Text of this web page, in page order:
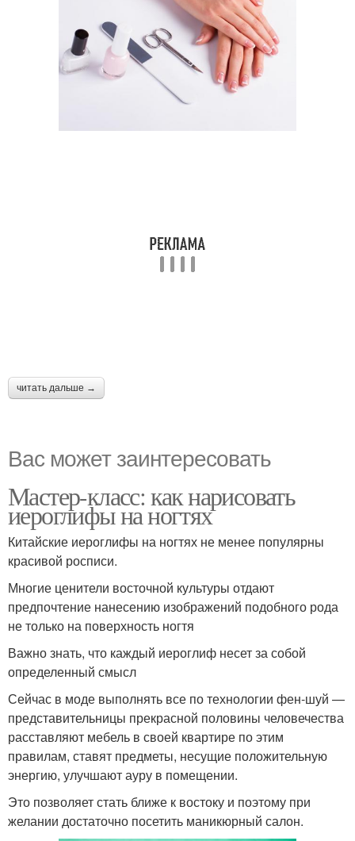
читать дальше →
Вас может заинтересовать
Мастер-класс: как нарисовать
иероглифы на ногтях
Китайские иероглифы на ногтях не менее популярны
красивой росписи.
Многие ценители восточной культуры отдают
предпочтение нанесению изображений подобного рода
не только на поверхность ногтя
Важно знать, что каждый иероглиф несет за собой
определенный смысл
Сейчас в моде выполнять все по технологии фен-шуй —
представительницы прекрасной половины человечества
расставляют мебель в своей квартире по этим
правилам, ставят предметы, несущие положительную
энергию, улучшают ауру в помещении.
Это позволяет стать ближе к востоку и поэтому при
желании достаточно посетить маникюрный салон.